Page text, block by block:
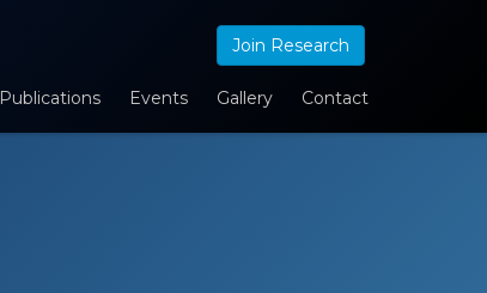
Join Research
Publications Events Gallery Contact